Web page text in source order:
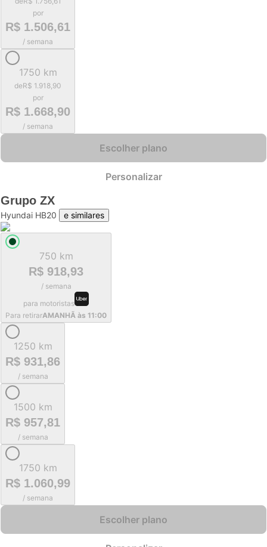
por
R$ 1.506,61
/ semana
1750 km
deR$ 1.918,90
por
R$ 1.668,90
/ semana
Escolher plano
Personalizar
Grupo ZX
Hyundai HB20 e similares
750 km
R$ 918,93
/ semana
para motoristas
Para retirarAMANHÃ às 11:00
1250 km
R$ 931,86
/ semana
1500 km
R$ 957,81
/ semana
1750 km
R$ 1.060,99
/ semana
Escolher plano